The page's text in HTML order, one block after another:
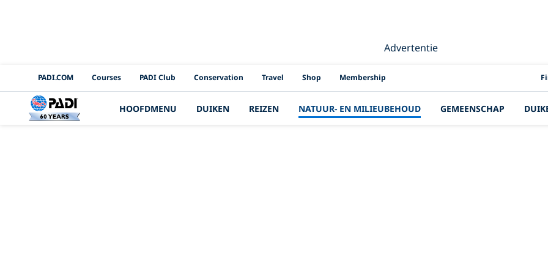
Advertentie
PADI Channels
PADI.COM Courses PADI Club Conservation Travel Shop Membership
HOOFDMENU DUIKEN REIZEN NATUUR- EN MILIEUBEHOUD GEMEENSCHAP